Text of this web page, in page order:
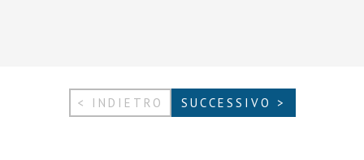
< INDIETRO SUCCESSIVO >